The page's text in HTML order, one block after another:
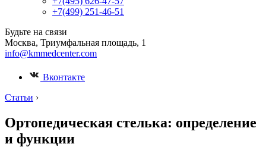
+7(499) 251-46-51
Будьте на связи
Москва, Триумфальная площадь, 1
info@kmmedcenter.com
Вконтакте
Статьи ›
Ортопедическая стелька: определение
и функции